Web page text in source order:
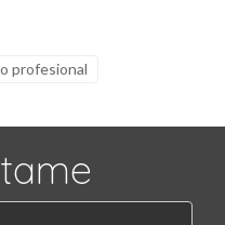
profesional